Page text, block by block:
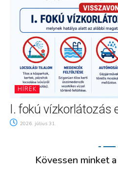
HÍREK
I. fokú vízkorlátozás
2026. július 31.
Kövessen minket